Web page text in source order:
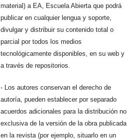
material) a EA, Escuela Abierta que podrá
publicar en cualquier lengua y soporte,
divulgar y distribuir su contenido total o
parcial por todos los medios
tecnológicamente disponibles, en su web y
a través de repositorios.
- Los autores conservan el derecho de
autoría, pueden establecer por separado
acuerdos adicionales para la distribución no
exclusiva de la versión de la obra publicada
en la revista (por ejemplo, situarlo en un